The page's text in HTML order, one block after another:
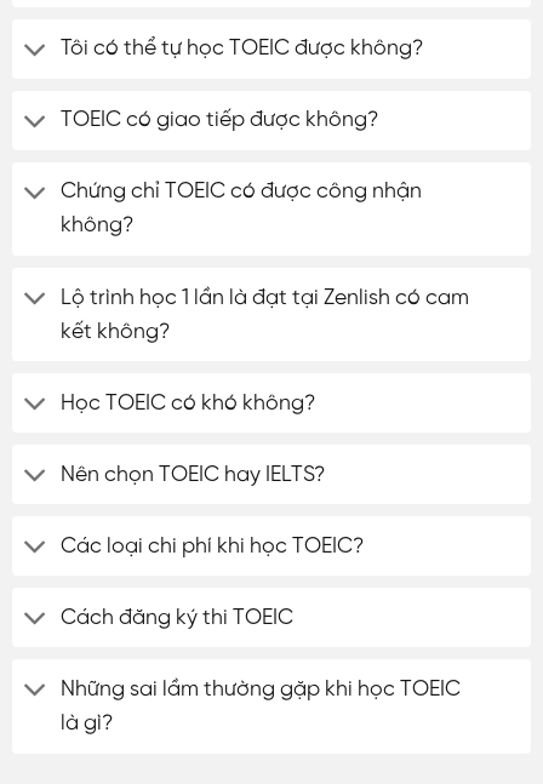
Tôi có thể tự học TOEIC được không?
TOEIC có giao tiếp được không?
Chứng chỉ TOEIC có được công nhận
không?
Lộ trình học 1 lần là đạt tại Zenlish có cam
kết không?
Học TOEIC có khó không?
Nên chọn TOEIC hay IELTS?
Các loại chi phí khi học TOEIC?
Cách đăng ký thi TOEIC
Những sai lầm thường gặp khi học TOEIC
là gì?